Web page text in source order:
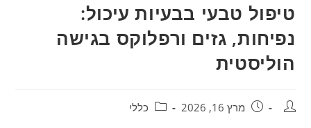
טיפול טבעי בבעיות עיכול:
נפיחות, גזים ורפלוקס בגישה
הוליסטית
מחבר: פורסם:
מרץ 16, 2026 קטגוריה:
כללי